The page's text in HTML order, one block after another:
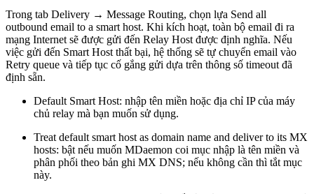
Trong tab Delivery → Message Routing, chọn lựa Send all
outbound email to a smart host. Khi kích hoạt, toàn bộ email đi ra
mạng Internet sẽ được gửi đến Relay Host được định nghĩa. Nếu
việc gửi đến Smart Host thất bại, hệ thống sẽ tự chuyển email vào
Retry queue và tiếp tục cố gắng gửi dựa trên thông số timeout đã
định sẵn.
Default Smart Host: nhập tên miền hoặc địa chỉ IP của máy
chủ relay mà bạn muốn sử dụng.
Treat default smart host as domain name and deliver to its MX
hosts: bật nếu muốn MDaemon coi mục nhập là tên miền và
phân phối theo bản ghi MX DNS; nếu không cần thì tắt mục
này.